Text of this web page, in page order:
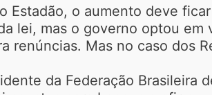
Estadão, o aumento deve
lei, mas o governo optou
renúncias. Mas no caso dos
da Federação Brasileira